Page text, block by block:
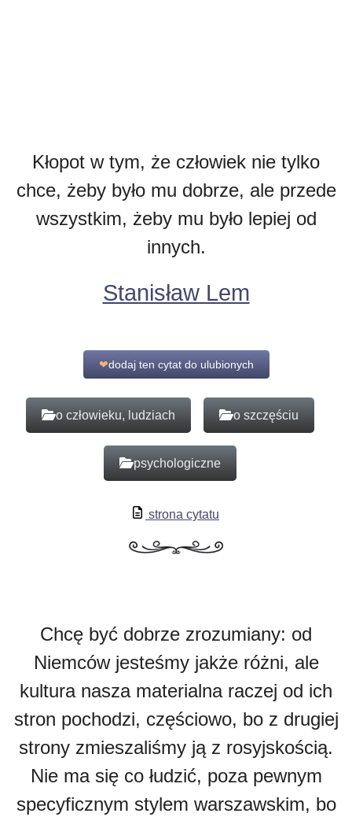
Kłopot w tym, że człowiek nie tylko
chce, żeby było mu dobrze, ale przede
wszystkim, żeby mu było lepiej od
innych.
Stanisław Lem
❤dodaj ten cytat do ulubionych
o człowieku, ludziach o szczęściu
psychologiczne
strona cytatu
Chcę być dobrze zrozumiany: od
Niemców jesteśmy jakże różni, ale
kultura nasza materialna raczej od ich
stron pochodzi, częściowo, bo z drugiej
strony zmieszaliśmy ją z rosyjskością.
Nie ma się co łudzić, poza pewnym
specyficznym stylem warszawskim, bo